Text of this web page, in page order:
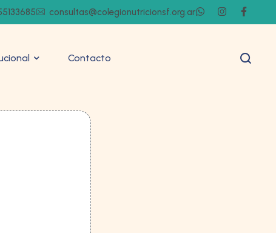
consultas@colegionutricionsf.org.ar
Contacto